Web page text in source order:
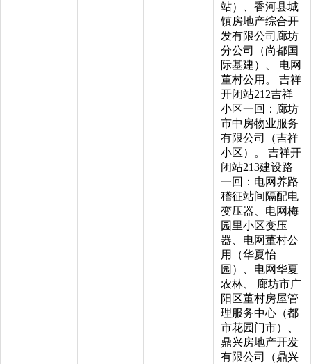
站）、香河县城
镇房地产综合开
发有限公司廊坊
分公司（尚都国
际基建）、 电网
董村公用。 吉祥
开闭站212吉祥
小区一回：廊坊
市中房物业服务
有限公司（吉祥
小区）。 吉祥开
闭站213建设路
一回：电网养路
稽征站间隔配电
变压器、电网梅
园里小区变压
器、电网董村公
用（华夏怡
园）、电网华夏
农林、 廊坊市广
阳区董村房屋管
理服务中心（都
市花园门市）、
鼎兴房地产开发
有限公司（鼎兴